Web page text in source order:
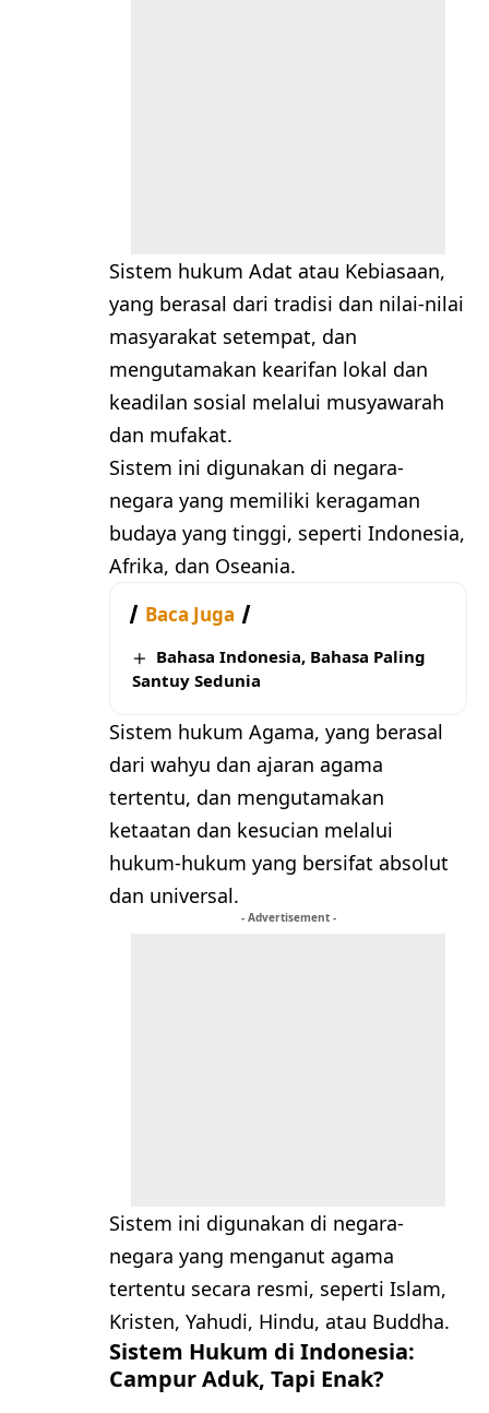
Sistem hukum Adat atau Kebiasaan,
yang berasal dari tradisi dan nilai-nilai
masyarakat setempat, dan
mengutamakan kearifan lokal dan
keadilan sosial melalui musyawarah
dan mufakat.
Sistem ini digunakan di negara-
negara yang memiliki keragaman
budaya yang tinggi, seperti Indonesia,
Afrika, dan Oseania.
Baca Juga
Bahasa Indonesia, Bahasa Paling
Santuy Sedunia
Sistem hukum Agama, yang berasal
dari wahyu dan ajaran agama
tertentu, dan mengutamakan
ketaatan dan kesucian melalui
hukum-hukum yang bersifat absolut
dan universal.
- Advertisement -
Sistem ini digunakan di negara-
negara yang menganut agama
tertentu secara resmi, seperti Islam,
Kristen, Yahudi, Hindu, atau Buddha.
Sistem Hukum di Indonesia:
Campur Aduk, Tapi Enak?